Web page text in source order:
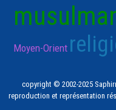
Moyen-Orient
copyright © 2002-2025
reproduction et représentation